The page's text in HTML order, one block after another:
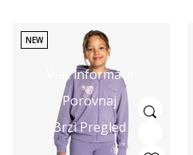
Viac informácií
Porovnaj
Brzi Pregled
NEW